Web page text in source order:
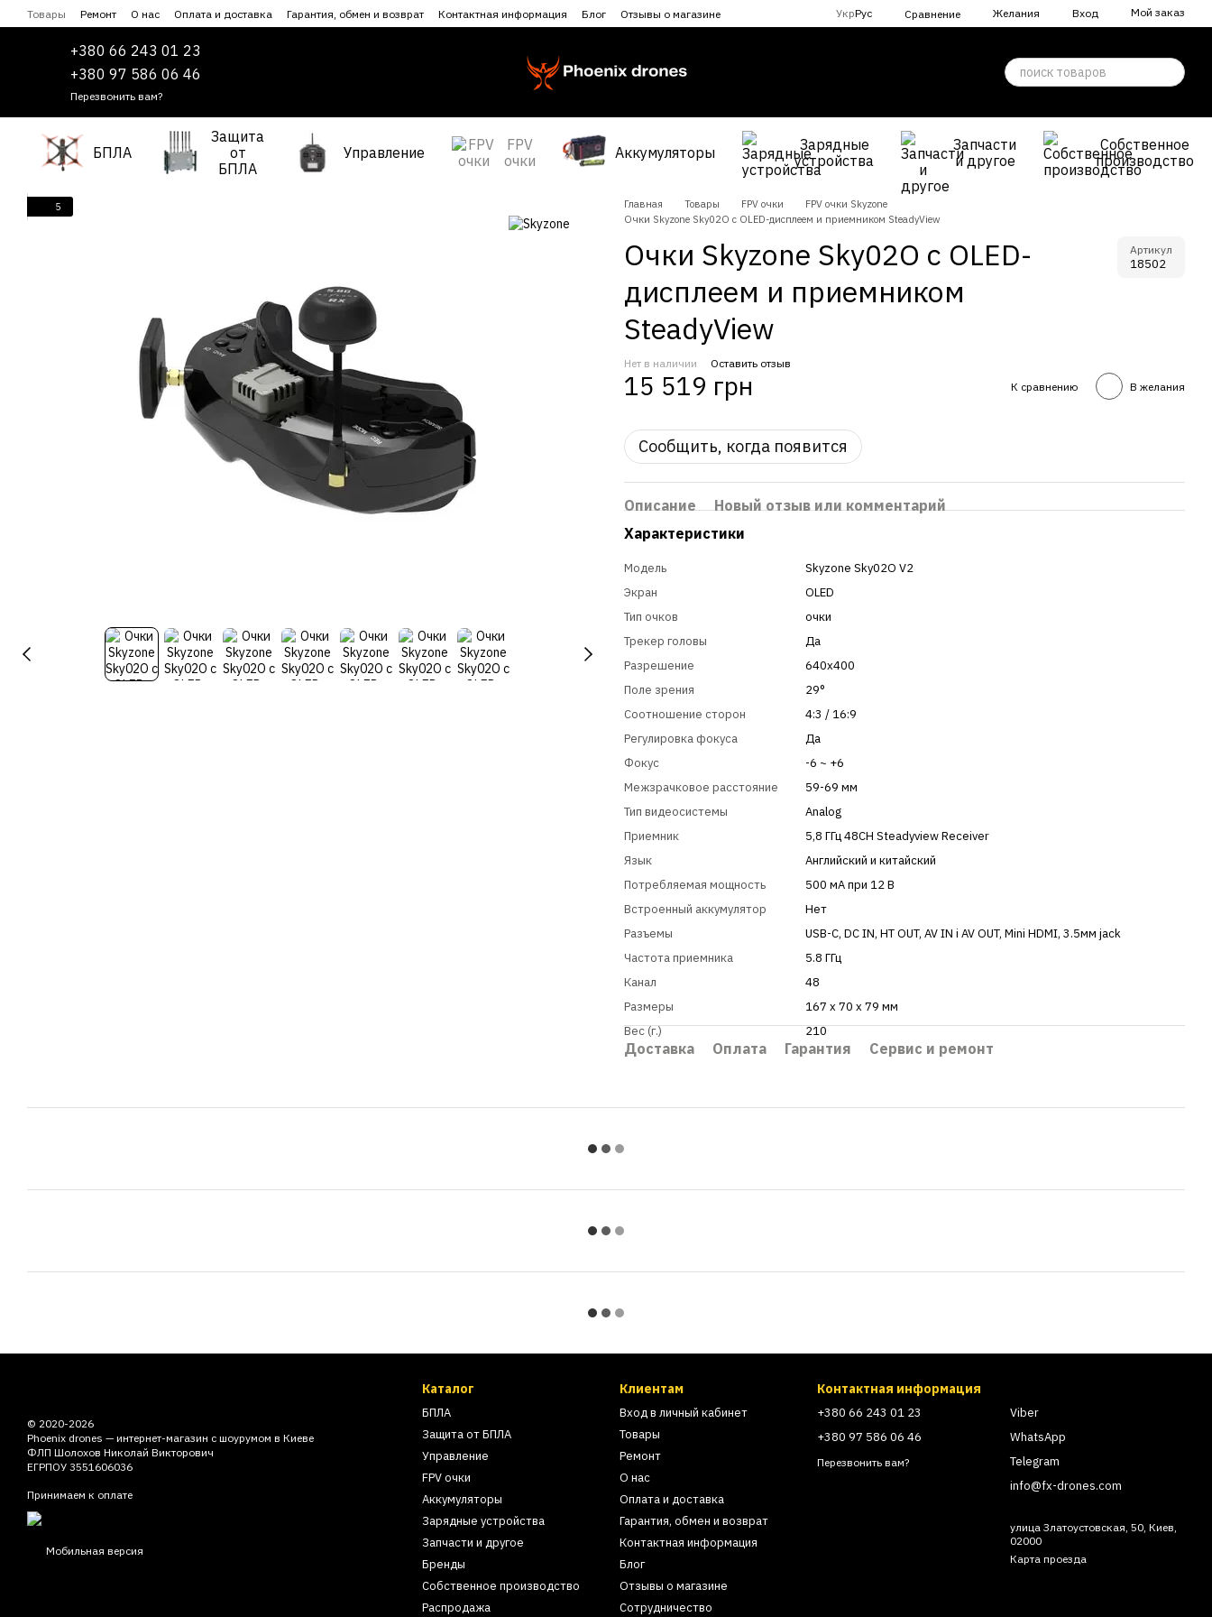
Перейти к основному контенту
Товары Ремонт О нас Оплата и доставка Гарантия, обмен и возврат Контактная информация Блог
Отзывы о магазине
Сотрудничество
Пользовательское соглашение
УкрРус Сравнение Желания Вход Мой заказ
+380 66 243 01 23
+380 97 586 06 46
Перезвонить вам?
БПЛА
Защита
от
БПЛА
Управление
FPV
очки
Аккумуляторы
Зарядные
устройства
Запчасти
и другое
Собственное
производство
5 Главная Товары FPV очки
FPV очки Skyzone
Очки Skyzone Sky02O с OLED-дисплеем и приемником SteadyView
Очки Skyzone Sky02O с OLED-
дисплеем и приемником
SteadyView
Артикул
18502
Нет в наличии Оставить отзыв
15 519 грн К сравнению В желания
Сообщить, когда появится
Описание
Новый отзыв или комментарий
Характеристики
Модель
Skyzone Sky02O V2
Экран
OLED
Тип очков
очки
Трекер головы
Да
Разрешение
640x400
Поле зрения
29°
Соотношение сторон
4:3 / 16:9
Регулировка фокуса
Да
Фокус
-6 ~ +6
Межзрачковое расстояние
59-69 мм
Тип видеосистемы
Analog
Приемник
5,8 ГГц 48CH Steadyview Receiver
Язык
Английский и китайский
Потребляемая мощность
500 мА при 12 В
Встроенный аккумулятор
Нет
Разъемы
USB-C, DC IN, HT OUT, AV IN і AV OUT, Mini HDMI, 3.5мм jack
Частота приемника
5.8 ГГц
Канал
48
Размеры
167 х 70 х 79 мм
Вес (г.)
210
Доставка Оплата Гарантия Сервис и ремонт
© 2020-2026
Phoenix drones — интернет-магазин с шоурумом в Киеве
ФЛП Шолохов Николай Викторович
ЕГРПОУ 3551606036
Принимаем к оплате
Мобильная версия
Каталог
БПЛА
Защита от БПЛА
Управление
FPV очки
Аккумуляторы
Зарядные устройства
Запчасти и другое
Бренды
Собственное производство
Распродажа
Клиентам
Вход в личный кабинет
Товары
Ремонт
О нас
Оплата и доставка
Гарантия, обмен и возврат
Контактная информация
Блог
Отзывы о магазине
Сотрудничество
Контактная информация
+380 66 243 01 23
+380 97 586 06 46
Перезвонить вам?
Viber
WhatsApp
Telegram
info@fx-drones.com
улица Златоустовская, 50, Киев,
02000
Карта проезда